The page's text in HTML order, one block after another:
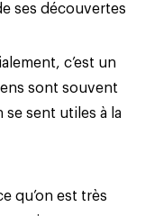
ses découvertes
c’est un
sont souvent
sent utiles à la
qu’on est très